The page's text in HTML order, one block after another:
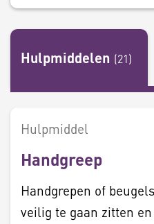
Hulpmiddelen (21)
Hulpmiddel
Handgreep
Handgrepen of
veilig te gaan zitten